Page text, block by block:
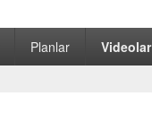
Planlar Videolar